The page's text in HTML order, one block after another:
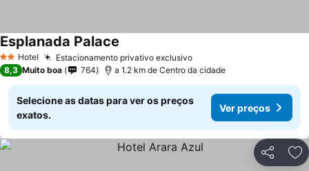
2 Estrelas
Hotel Estacionamento privativo exclusivo
Esplanada Palace
8,3 Muito boa 764 a 1.2 km de Centro da cidade
Selecione as datas para ver os preços
exatos.
Ver preços
Partilhar